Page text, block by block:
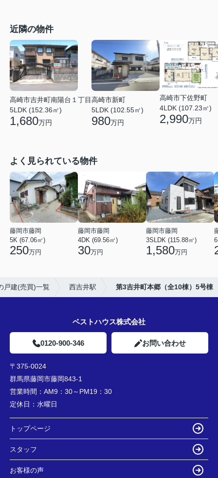
近隣の物件
高崎市吉井町南陽台１丁目
5LDK (152.36㎡)
1,680万円
高崎市新町
5LDK (102.55㎡)
980万円
高崎市下佐野町
4LDK (107.23㎡)
2,990万円
よく見られている物件
藤岡市藤岡
5K (67.06㎡)
250万円
藤岡市藤岡
4DK (69.56㎡)
30万円
藤岡市藤岡
3SLDK (115.88㎡)
1,580万円
戸建(売買)一覧 西吉井駅 第3吉井町本郷（全10棟）5号棟
ベストハウス株式会社
0120-900-346 お問い合わせ
〒375-0024
群馬県藤岡市藤岡843-1
営業時間： AM9：30～PM19：30
定休日： 水曜日
トップページ
スタッフ
お客様の声